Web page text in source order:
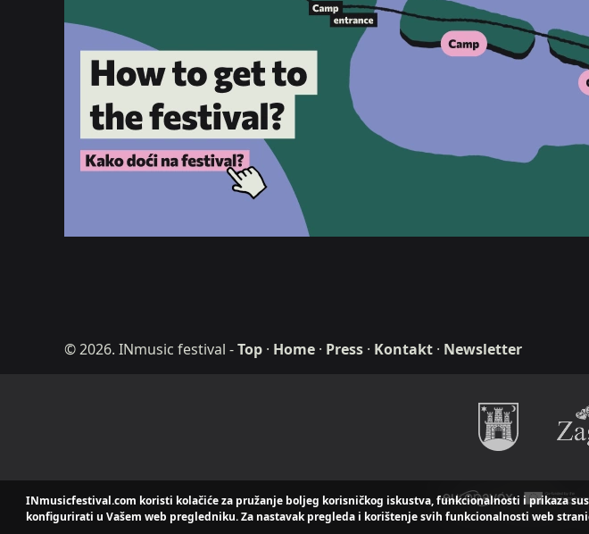
© 2026. INmusic festival -Top · Home · Press · Kontakt · Newsletter
ditdot web design & development
INmusicfestival.com koristi kolačiće za pružanje boljeg korisničkog iskustva, funkcionalnosti i prikaza
konfigurirati u Vašem web pregledniku. Za nastavak pregleda i korištenje svih funkcionalnosti web